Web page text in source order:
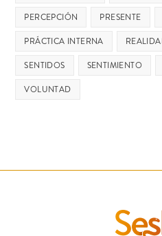
PERCEPCIÓN
PRESENTE
PRÁCTICA INTERNA
SENTIDOS
SENTIMIENTO
VOLUNTAD